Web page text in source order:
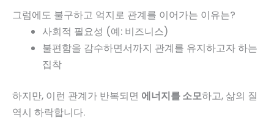
그럼에도 불구하고 억지로 관계를 이어가는 이유는?
사회적 필요성 (예: 비즈니스)
불편함을 감수하면서까지 관계를 유지하고자 하는
집착
하지만, 이런 관계가 반복되면 에너지를 소모하고, 삶의 질
역시 하락합니다.